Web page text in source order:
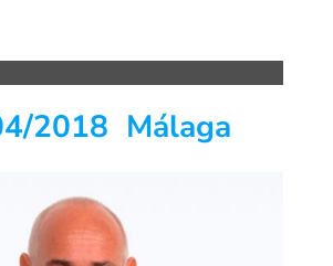
2018 Málaga